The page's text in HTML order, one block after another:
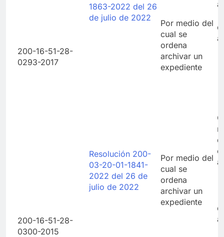
200-16-51-28-
0293-2017
1863-2022 del 26
de julio de 2022
Por medio del
cual se
ordena
archivar un
expediente
a
200-16-51-28-
0300-2015
Resolución 200-
03-20-01-1841-
2022 del 26 de
julio de 2022
Por medio del
cual se
ordena
archivar un
expediente
a